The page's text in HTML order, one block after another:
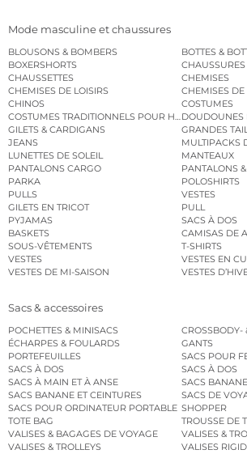
Mode masculine et chaussures
BLOUSONS & BOMBERS
BOTTES &
BOXERSHORTS
CHAUSSETTES
CHEMISES
CHEMISES DE LOISIRS
CHEMISES
CHINOS
COSTUMES
COSTUMES TRADITIONNELS POUR HOMMEDOUDOUNES
GILETS & CARDIGANS
GRANDES
JEANS
MULTIPACKS
LUNETTES DE SOLEIL
MANTEAUX
PANTALONS CARGO
PANTALONS
PARKA
POLOSHIRTS
PULLS
VESTES
GILETS EN TRICOT
PULL
PYJAMAS
SACS À DOS
BASKETS
CAMISAS DE
SOUS-VÊTEMENTS
T-SHIRTS
VESTES
VESTES EN
VESTES DE MI-SAISON
VESTES
Sacs & accessoires
POCHETTES & MINISACS
CROSSBODY-
ÉCHARPES & FOULARDS
GANTS
PORTEFEUILLES
SACS POUR
SACS À DOS
SACS À DOS
SACS À MAIN ET À ANSE
SACS BANANE
SACS BANANE ET CEINTURES
SACS DE
SACS POUR ORDINATEUR PORTABLE SHOPPER
TOTE BAG
TROUSSE DE
VALISES & BAGAGES DE VOYAGE
VALISES &
VALISES & TROLLEYS
VALISES